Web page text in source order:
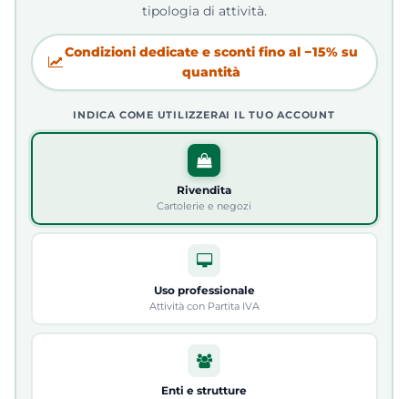
tipologia di attività.
Condizioni dedicate e sconti fino al −15% su
quantità
INDICA COME UTILIZZERAI IL TUO ACCOUNT
Rivendita
Cartolerie e negozi
Uso professionale
Attività con Partita IVA
Enti e strutture